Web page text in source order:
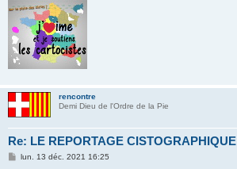
rencontre
Demi Dieu de l'Ordre de la Pie
Re: LE REPORTAGE
Mlun. 13 déc. 2021 16:25